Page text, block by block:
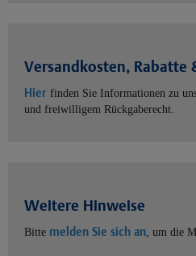
Versandkosten, Rabatte
Hier finden Sie Informationen zu
und freiwilligem Rückgaberecht.
Weitere Hinweise
Bitte melden Sie sich an, um die